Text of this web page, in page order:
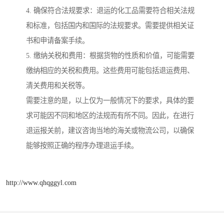
4. 确保符合法规要求：退运的化工品需要符合相关法规
和标准，包括国内和国际的法规要求。需要提供相关证
书和申请备案手续。
5. 缴纳关税和费用：根据货物的性质和价值，可能需要
缴纳相应的关税和费用。这些费用可能包括退运费用、
清关费用和关税等。
需要注意的是，以上仅为一般情况下的要求，具体的要
求可能因不同和地区的法规而有所不同。因此，在进行
退运报关前，建议咨询当地的海关或物流公司，以确保
能够按照正确的程序办理退运手续。
http://www.qhqggyl.com